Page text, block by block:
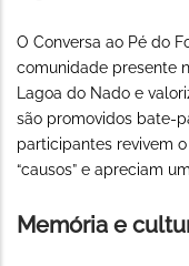
O Conversa ao Pé do
comunidade presente
Lagoa do Nado e
são promovidos bate-
participantes revivem
“causos” e apreciam
Memória e